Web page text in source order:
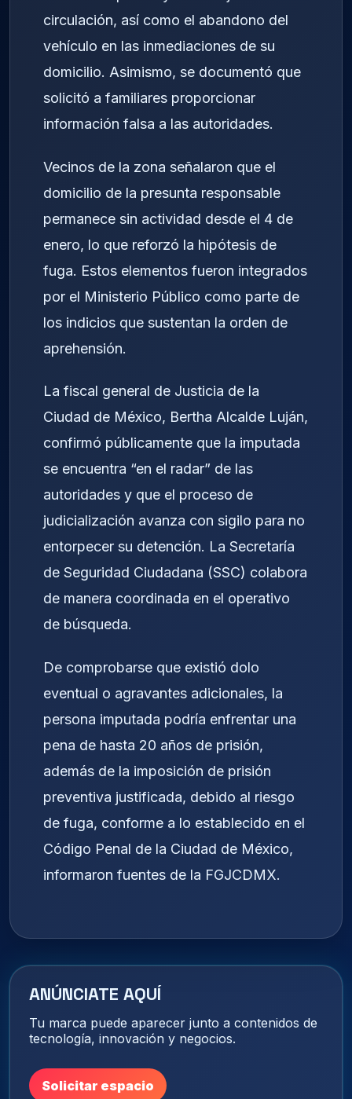
circulación, así como el abandono del
vehículo en las inmediaciones de su
domicilio. Asimismo, se documentó que
solicitó a familiares proporcionar
información falsa a las autoridades.
Vecinos de la zona señalaron que el
domicilio de la presunta responsable
permanece sin actividad desde el 4 de
enero, lo que reforzó la hipótesis de
fuga. Estos elementos fueron integrados
por el Ministerio Público como parte de
los indicios que sustentan la orden de
aprehensión.
La fiscal general de Justicia de la
Ciudad de México, Bertha Alcalde Luján,
confirmó públicamente que la imputada
se encuentra “en el radar” de las
autoridades y que el proceso de
judicialización avanza con sigilo para no
entorpecer su detención. La Secretaría
de Seguridad Ciudadana (SSC) colabora
de manera coordinada en el operativo
de búsqueda.
De comprobarse que existió dolo
eventual o agravantes adicionales, la
persona imputada podría enfrentar una
pena de hasta 20 años de prisión,
además de la imposición de prisión
preventiva justificada, debido al riesgo
de fuga, conforme a lo establecido en el
Código Penal de la Ciudad de México,
informaron fuentes de la FGJCDMX.
ANÚNCIATE AQUÍ
Tu marca puede aparecer junto a contenidos de
tecnología, innovación y negocios.
Solicitar espacio